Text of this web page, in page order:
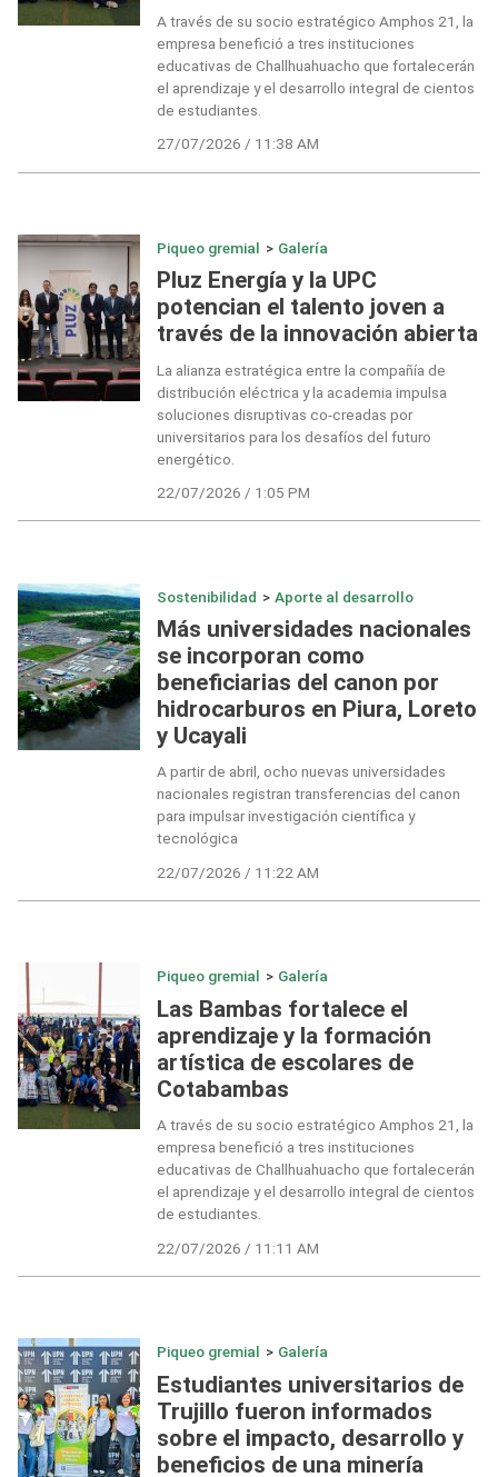
A través de su socio estratégico Amphos 21, la
empresa benefició a tres instituciones
educativas de Challhuahuacho que fortalecerán
el aprendizaje y el desarrollo integral de cientos
de estudiantes.
27/07/2026 / 11:38 AM
Piqueo gremial > Galería
Pluz Energía y la UPC
potencian el talento joven a
través de la innovación abierta
La alianza estratégica entre la compañía de
distribución eléctrica y la academia impulsa
soluciones disruptivas co-creadas por
universitarios para los desafíos del futuro
energético.
22/07/2026 / 1:05 PM
Sostenibilidad > Aporte al desarrollo
Más universidades nacionales
se incorporan como
beneficiarias del canon por
hidrocarburos en Piura, Loreto
y Ucayali
A partir de abril, ocho nuevas universidades
nacionales registran transferencias del canon
para impulsar investigación científica y
tecnológica
22/07/2026 / 11:22 AM
Piqueo gremial > Galería
Las Bambas fortalece el
aprendizaje y la formación
artística de escolares de
Cotabambas
A través de su socio estratégico Amphos 21, la
empresa benefició a tres instituciones
educativas de Challhuahuacho que fortalecerán
el aprendizaje y el desarrollo integral de cientos
de estudiantes.
22/07/2026 / 11:11 AM
Piqueo gremial > Galería
Estudiantes universitarios de
Trujillo fueron informados
sobre el impacto, desarrollo y
beneficios de una minería